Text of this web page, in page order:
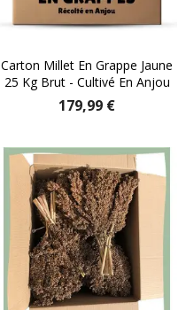
Carton Millet En Grappe Jaune
25 Kg Brut - Cultivé En Anjou
179,99 €